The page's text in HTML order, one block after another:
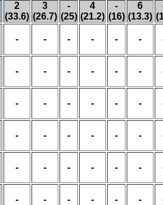
2
(33.6)
3
(26.7)
-
(25)
4
(21.2)
-
(16)
6
(13.3)
- - - - - -
- - - - - -
- - - - - -
- - - - - -
- - - - - -
- - - - - -